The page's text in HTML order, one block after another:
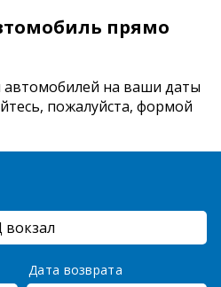
прямо
автомобилей на ваши даты
пожалуйста, формой
Дата возврата